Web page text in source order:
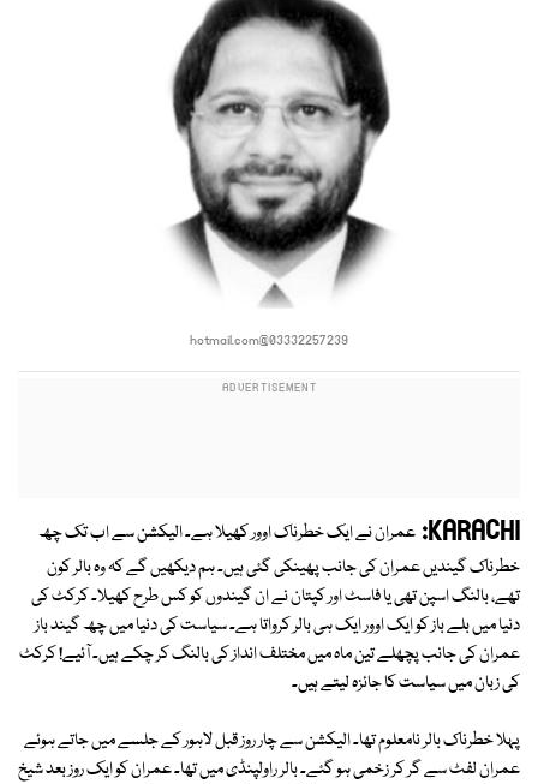
03332257239@hotmail.com
KARACHI: عمران نے ایک خطرناک اوور کھیلا ہے۔ الیکشن سے اب تک چھ
خطرناک گیندیں عمران کی جانب پھینکی گئی ہیں۔ ہم دیکھیں گے کہ وہ بالر کون
تھے، بالنگ اسپن تھی یا فاسٹ اور کپتان نے ان گیندوں کو کس طرح کھیلا۔ کرکٹ کی
دنیا میں بلے باز کو ایک اوور ایک ہی بالر کرواتا ہے۔ سیاست کی دنیا میں چھ گیند باز
عمران کی جانب پچھلے تین ماہ میں مختلف انداز کی بالنگ کر چکے ہیں۔ آئیے! کرکٹ
کی زبان میں سیاست کا جائزہ لیتے ہیں۔
پہلا خطرناک بالر نامعلوم تھا۔ الیکشن سے چار روز قبل لاہور کے جلسے میں جاتے ہوئے
عمران لفٹ سے گر کر زخمی ہو گئے۔ بالر راولپنڈی میں تھا۔ عمران کو ایک روز بعد شیخ